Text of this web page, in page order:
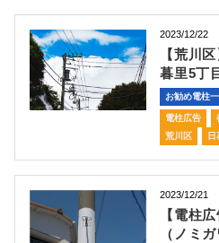
2023/12/22
【荒川
暮里5丁
お勧め電柱
電柱広告
荒川区
日
2023/12/21
【電柱
（ノミ